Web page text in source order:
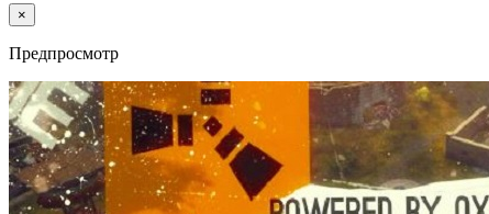
×
Предпросмотр